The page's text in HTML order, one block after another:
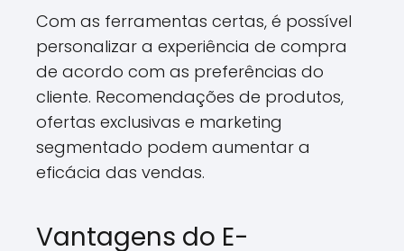
Com as ferramentas certas, é possível
personalizar a experiência de compra
de acordo com as preferências do
cliente. Recomendações de produtos,
ofertas exclusivas e marketing
segmentado podem aumentar a
eficácia das vendas.
Vantagens do E-